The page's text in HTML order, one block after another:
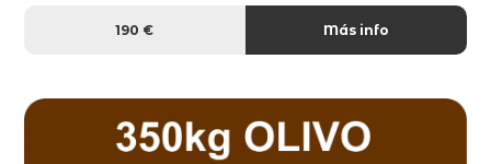
190 € Más info